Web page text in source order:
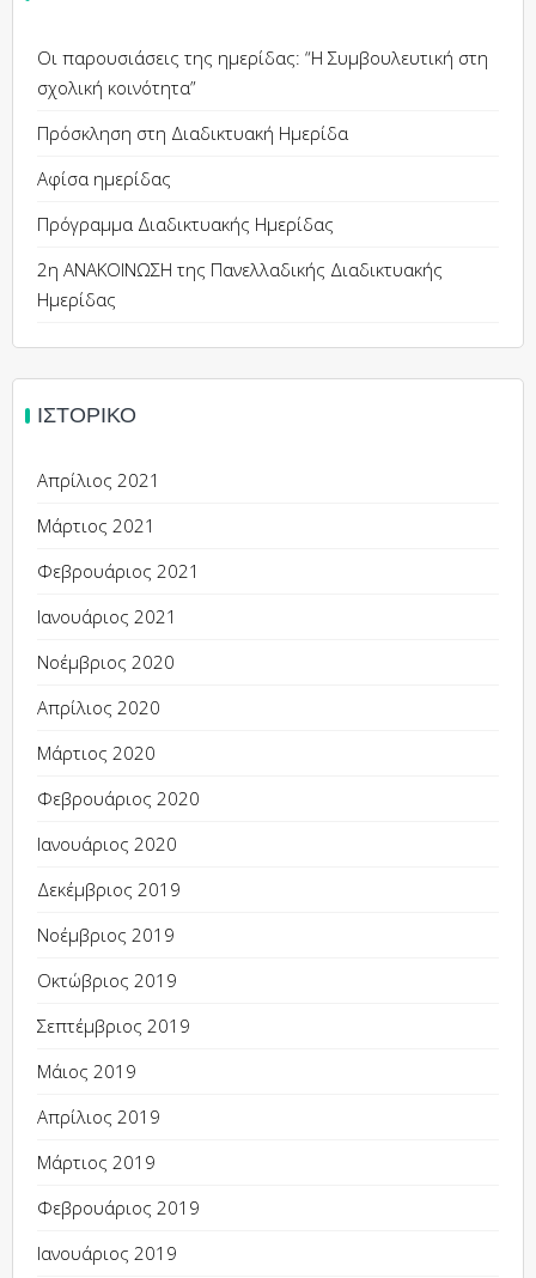
Οι παρουσιάσεις της ημερίδας: “Η Συμβουλευτική στη
σχολική κοινότητα”
Πρόσκληση στη Διαδικτυακή Ημερίδα
Αφίσα ημερίδας
Πρόγραμμα Διαδικτυακής Ημερίδας
2η ΑΝΑΚΟΙΝΩΣΗ της Πανελλαδικής Διαδικτυακής
Ημερίδας
ΙΣΤΟΡΙΚΌ
Απρίλιος 2021
Μάρτιος 2021
Φεβρουάριος 2021
Ιανουάριος 2021
Νοέμβριος 2020
Απρίλιος 2020
Μάρτιος 2020
Φεβρουάριος 2020
Ιανουάριος 2020
Δεκέμβριος 2019
Νοέμβριος 2019
Οκτώβριος 2019
Σεπτέμβριος 2019
Μάιος 2019
Απρίλιος 2019
Μάρτιος 2019
Φεβρουάριος 2019
Ιανουάριος 2019